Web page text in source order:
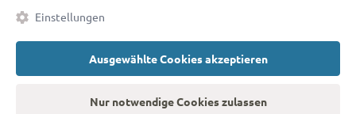
© 2026 advocado
Einstellungen
Ausgewählte Cookies akzeptieren
Nur notwendige Cookies zulassen